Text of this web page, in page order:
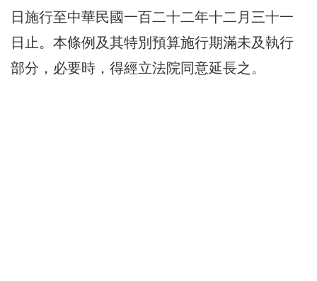
日施行至中華民國一百二十二年十二月三十一
日止。本條例及其特別預算施行期滿未及執行
部分，必要時，得經立法院同意延長之。